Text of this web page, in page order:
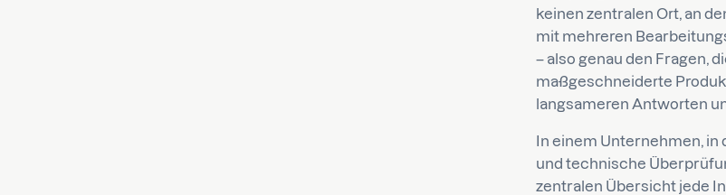
keinen zentralen Ort, an
mit mehreren
– also genau den Fragen,
maßgeschneiderte
langsameren Antworten
In einem Unternehmen,
und technische
zentralen Übersicht jede